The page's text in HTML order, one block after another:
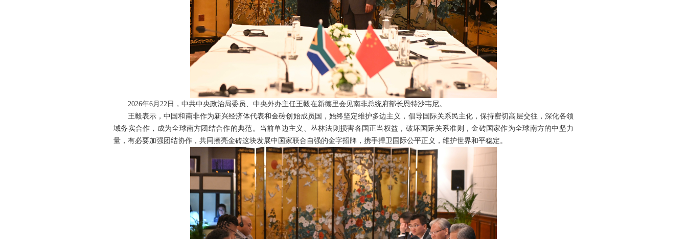
2026年6月22日，中共中央政治局委员、中央外办主任王毅在新德里会见南非总统府部长恩特沙韦尼。
王毅表示，中国和南非作为新兴经济体代表和金砖创始成员国，始终坚定维护多边主义，倡导国际关系民主化，保持密切高层交往，深化各领
域务实合作，成为全球南方团结合作的典范。当前单边主义、丛林法则损害各国正当权益，破坏国际关系准则，金砖国家作为全球南方的中坚力
量，有必要加强团结协作，共同擦亮金砖这块发展中国家联合自强的金字招牌，携手捍卫国际公平正义，维护世界和平稳定。